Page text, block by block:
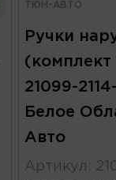
ТЮН-АВТО
Ручки
21099-
Белое
Авто
Артикул :